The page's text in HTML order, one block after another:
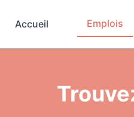
Accueil Emplois